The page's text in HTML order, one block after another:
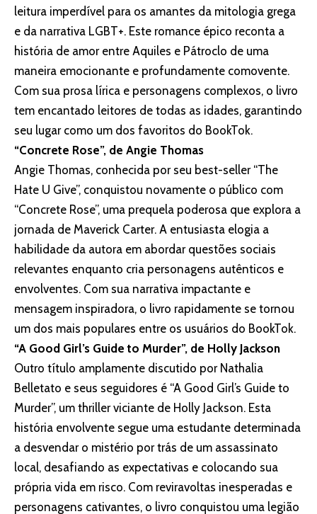
leitura imperdível para os amantes da mitologia grega
e da narrativa LGBT+. Este romance épico reconta a
história de amor entre Aquiles e Pátroclo de uma
maneira emocionante e profundamente comovente.
Com sua prosa lírica e personagens complexos, o livro
tem encantado leitores de todas as idades, garantindo
seu lugar como um dos favoritos do BookTok.
“Concrete Rose”, de Angie Thomas
Angie Thomas, conhecida por seu best-seller “The
Hate U Give”, conquistou novamente o público com
“Concrete Rose”, uma prequela poderosa que explora a
jornada de Maverick Carter. A entusiasta elogia a
habilidade da autora em abordar questões sociais
relevantes enquanto cria personagens autênticos e
envolventes. Com sua narrativa impactante e
mensagem inspiradora, o livro rapidamente se tornou
um dos mais populares entre os usuários do BookTok.
“A Good Girl’s Guide to Murder”, de Holly Jackson
Outro título amplamente discutido por Nathalia
Belletato e seus seguidores é “A Good Girl’s Guide to
Murder”, um thriller viciante de Holly Jackson. Esta
história envolvente segue uma estudante determinada
a desvendar o mistério por trás de um assassinato
local, desafiando as expectativas e colocando sua
própria vida em risco. Com reviravoltas inesperadas e
personagens cativantes, o livro conquistou uma legião